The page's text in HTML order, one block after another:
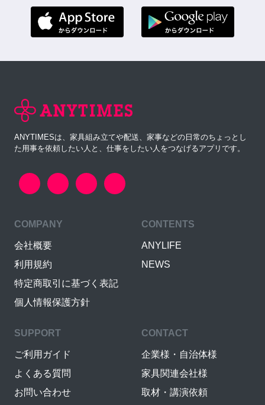
ANYTIMESは、家具組み立てや配送、家事などの日常のちょっとし
た用事を依頼したい人と、仕事をしたい人をつなげるアプリです。
COMPANY
会社概要
利用規約
特定商取引に基づく表記
個人情報保護方針
CONTENTS
ANYLIFE
NEWS
SUPPORT
ご利用ガイド
よくある質問
お問い合わせ
CONTACT
企業様・自治体様
家具関連会社様
取材・講演依頼